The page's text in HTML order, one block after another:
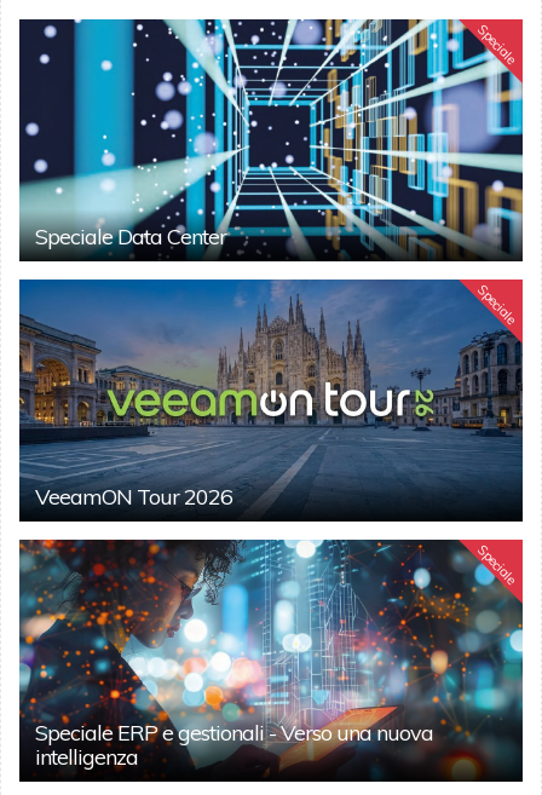
Speciale
Speciale Data Center
Speciale
VeeamON Tour 2026
Speciale
Speciale ERP e gestionali - Verso una nuova
intelligenza